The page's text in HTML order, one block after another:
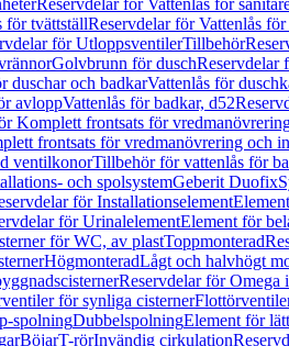
Reservdelar för Vattenlås för
för tvättställReservdelar för Vattenlås
för UtloppsventilerTillbehör
Golvbrunn för duschReservdelar
duschar och badkarVattenlås för
avloppVattenlås för badkar, d52
Komplett frontsats för
frontsats för vredmanövrering och
ventilkonorTillbehör för vattenlås för
och spolsystemGeberit Duofix
för Installationselement
för UrinalelementElement för
för WC, av plastToppmonterad
HögmonteradLågt och halvhögt
Reservdelar för Omega
för synliga cisterner
spolningDubbelspolningElement för
BöjarT-rörInvändig cirkulation